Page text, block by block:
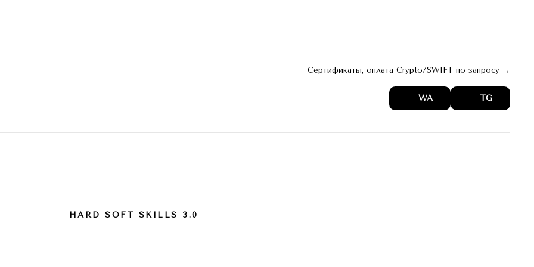
Сертификаты, оплата Crypto/SWIFT по запросу →
WA TG
HARD SOFT SKILLS 3.0